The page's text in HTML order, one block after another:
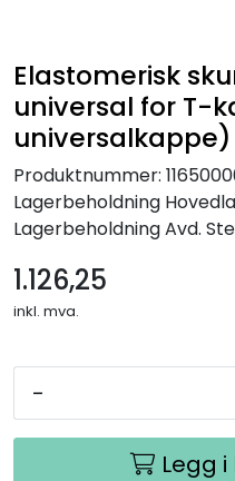
Elastomerisk
universal for T-
universalkappe)
Produktnummer:
Lagerbeholdning
LagerbeholdningAvd.
1.126,25
inkl. mva.
-
Legg